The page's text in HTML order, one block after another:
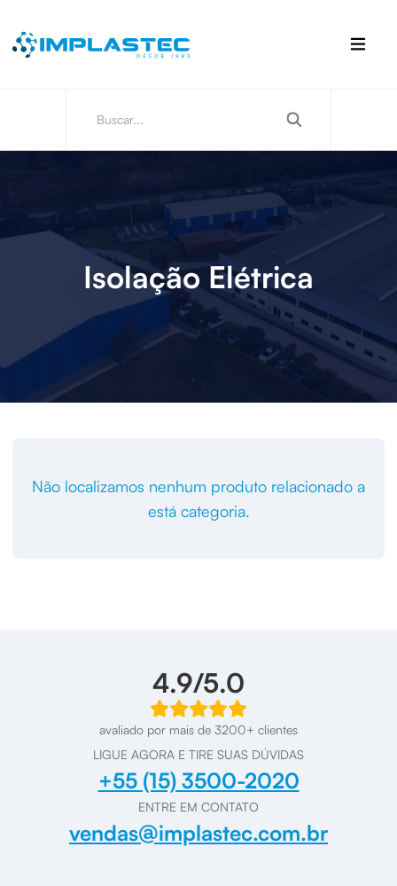
Isolação Elétrica
Não localizamos nenhum produto relacionado a
está categoria.
4.9/5.0
avaliado por mais de 3200+ clientes
LIGUE AGORA E TIRE SUAS DÚVIDAS
+55 (15) 3500-2020
ENTRE EM CONTATO
vendas@implastec.com.br